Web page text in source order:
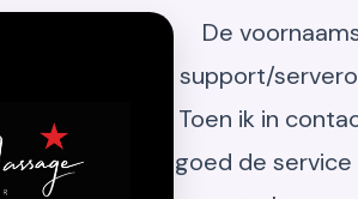
De
support/
Toen ik in
goed de